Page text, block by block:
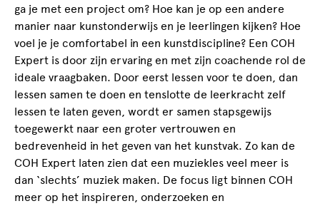
ga je met een project om? Hoe kan je op een andere
manier naar kunstonderwijs en je leerlingen kijken? Hoe
voel je je comfortabel in een kunstdiscipline? Een COH
Expert is door zijn ervaring en met zijn coachende rol de
ideale vraagbaken. Door eerst lessen voor te doen, dan
lessen samen te doen en tenslotte de leerkracht zelf
lessen te laten geven, wordt er samen stapsgewijs
toegewerkt naar een groter vertrouwen en
bedrevenheid in het geven van het kunstvak. Zo kan de
COH Expert laten zien dat een muziekles veel meer is
dan ‘slechts’ muziek maken. De focus ligt binnen COH
meer op het inspireren, onderzoeken en